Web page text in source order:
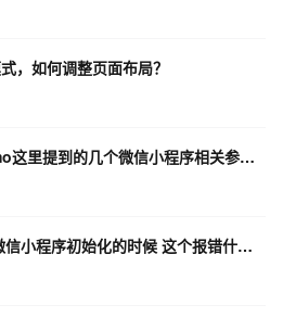
，如何调整页面布局？
在mPaaS音视频通话中demo这里提到的几个微信小程序相关参数这个appId应该填什么?
在mPaaS音视频通话中， 微信小程序初始化的时候 这个报错什么意思？